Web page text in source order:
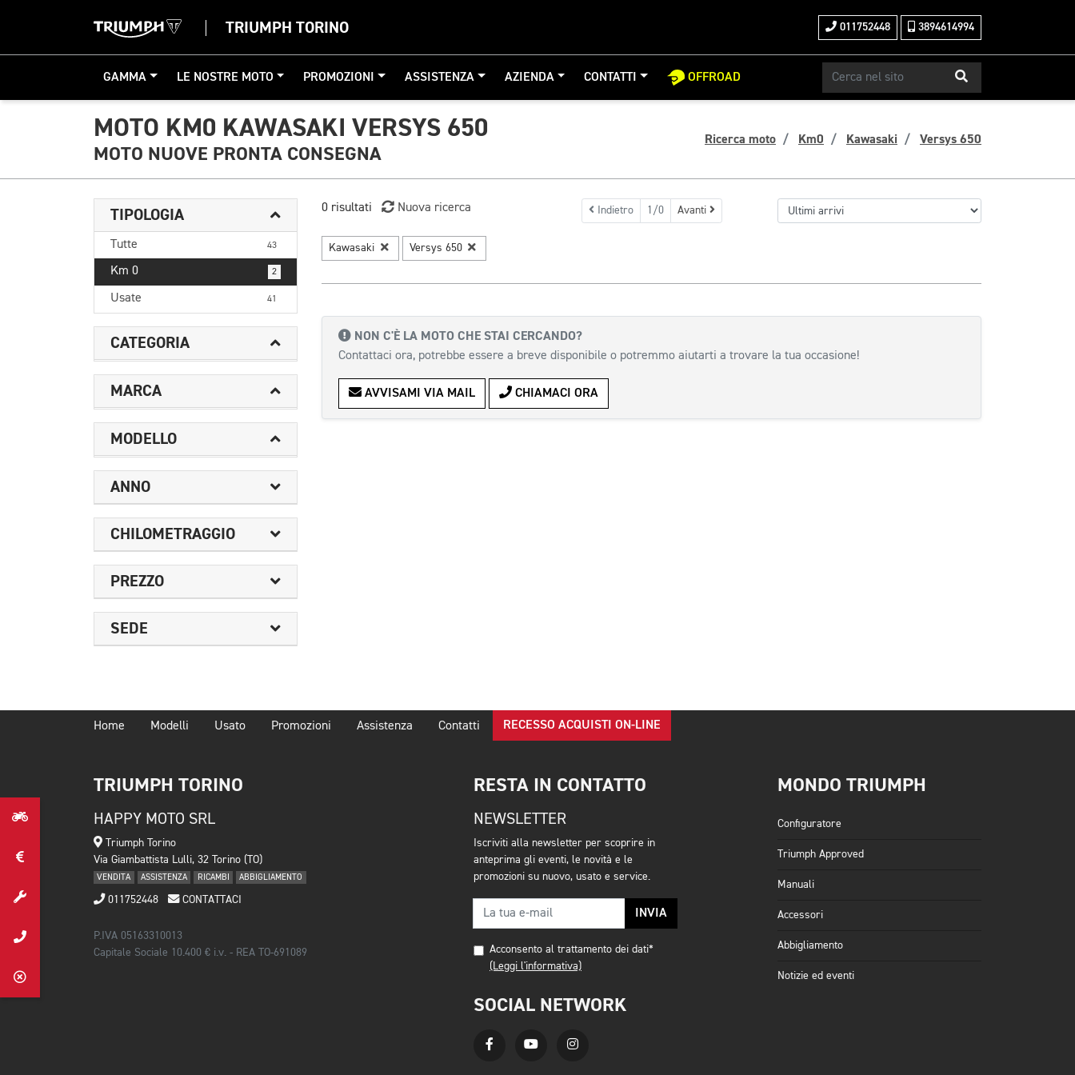
TRIUMPH TORINO 011752448 3894614994
GAMMA LE NOSTRE MOTO PROMOZIONI ASSISTENZA AZIENDA CONTATTI OFFROAD
MOTO KM0 KAWASAKI VERSYS 650
MOTO NUOVE PRONTA CONSEGNA
Ricerca moto Km0 Kawasaki Versys 650
TIPOLOGIA
Tutte 43
Km 0 2
Usate 41
CATEGORIA
MARCA
MODELLO
ANNO
CHILOMETRAGGIO
PREZZO
SEDE
0 risultati Nuova ricerca Indietro 1/0 Avanti
Kawasaki Versys 650
NON C'È LA MOTO CHE STAI CERCANDO?
Contattaci ora, potrebbe essere a breve disponibile o potremmo aiutarti a trovare la tua occasione!
AVVISAMI VIA MAIL CHIAMACI ORA
Home Modelli Usato Promozioni Assistenza Contatti RECESSO ACQUISTI ON-LINE
TRIUMPH TORINO
HAPPY MOTO SRL
Triumph Torino
Via Giambattista Lulli, 32 Torino (TO)
VENDITA ASSISTENZA RICAMBI ABBIGLIAMENTO
011752448 CONTATTACI
P.IVA 05163310013
Capitale Sociale 10.400 € i.v. - REA TO-691089
RESTA IN CONTATTO
NEWSLETTER
Iscriviti alla newsletter per scoprire in
anteprima gli eventi, le novità e le
promozioni su nuovo, usato e service.
INVIA
Acconsento al trattamento dei dati*
(Leggi l'informativa)
SOCIAL NETWORK
MONDO TRIUMPH
Configuratore
Triumph Approved
Manuali
Accessori
Abbigliamento
Notizie ed eventi